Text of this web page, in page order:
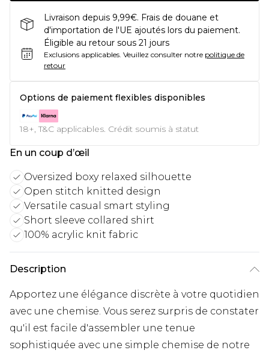
Livraison depuis 9,99€. Frais de douane et
d'importation de l'UE ajoutés lors du paiement.
Éligible au retour sous 21 jours
Exclusions applicables. Veuillez consulter notre politique de
retour
Options de paiement flexibles disponibles
18+, T&C applicables. Crédit soumis à statut
En un coup d’œil
Oversized boxy relaxed silhouette
Open stitch knitted design
Versatile casual smart styling
Short sleeve collared shirt
100% acrylic knit fabric
Description
Apportez une élégance discrète à votre quotidien
avec une chemise. Vous serez surpris de constater
qu'il est facile d'assembler une tenue
sophistiquée avec une simple chemise de notre